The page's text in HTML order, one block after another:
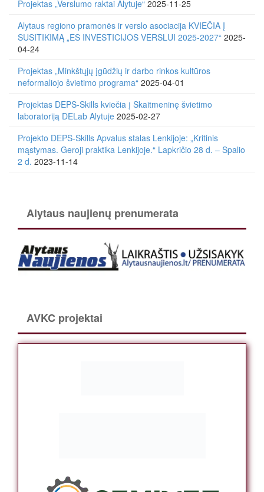
Projektas „Verslumo raktai Alytuje“ 2025-11-25
Alytaus regiono pramonės ir verslo asociacija KVIEČIA Į
SUSITIKIMĄ „ES INVESTICIJOS VERSLUI 2025-2027“ 2025-
04-24
Projektas „Minkštųjų įgūdžių ir darbo rinkos kultūros
neformaliojo švietimo programa“ 2025-04-01
Projektas DEPS-Skills kviečia į Skaitmeninę švietimo
laboratoriją DELab Alytuje 2025-02-27
Projekto DEPS-Skills Apvalus stalas Lenkijoje: „Kritinis
mąstymas. Geroji praktika Lenkijoje.“ Lapkričio 28 d. – Spalio
2 d. 2023-11-14
Alytaus naujienų prenumerata
AVKC projektai